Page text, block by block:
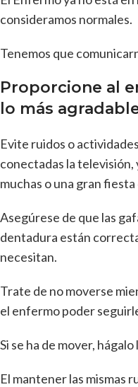
consideramos normales.
Tenemos que
Proporcione al
lo más
Evite ruidos o
conectadas la televisión,
muchas o una gran
Asegúrese de que las
dentadura están
necesitan.
Trate de no moverse
el enfermo poder
Si se ha de mover,
El mantener las mismas